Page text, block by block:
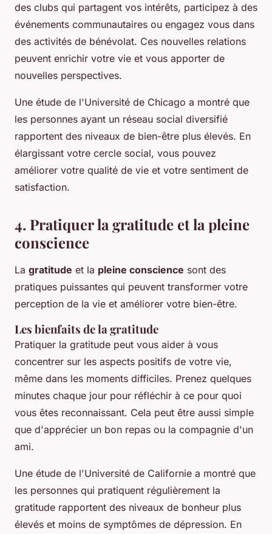
des clubs qui partagent vos intérêts, participez à des
événements communautaires ou engagez vous dans
des activités de bénévolat. Ces nouvelles relations
peuvent enrichir votre vie et vous apporter de
nouvelles perspectives.
Une étude de l'Université de Chicago a montré que
les personnes ayant un réseau social diversifié
rapportent des niveaux de bien-être plus élevés. En
élargissant votre cercle social, vous pouvez
améliorer votre qualité de vie et votre sentiment de
satisfaction.
4. Pratiquer la gratitude et la pleine
conscience
La gratitude et la pleine conscience sont des
pratiques puissantes qui peuvent transformer votre
perception de la vie et améliorer votre bien-être.
Les bienfaits de la gratitude
Pratiquer la gratitude peut vous aider à vous
concentrer sur les aspects positifs de votre vie,
même dans les moments difficiles. Prenez quelques
minutes chaque jour pour réfléchir à ce pour quoi
vous êtes reconnaissant. Cela peut être aussi simple
que d'apprécier un bon repas ou la compagnie d'un
ami.
Une étude de l'Université de Californie a montré que
les personnes qui pratiquent régulièrement la
gratitude rapportent des niveaux de bonheur plus
élevés et moins de symptômes de dépression. En